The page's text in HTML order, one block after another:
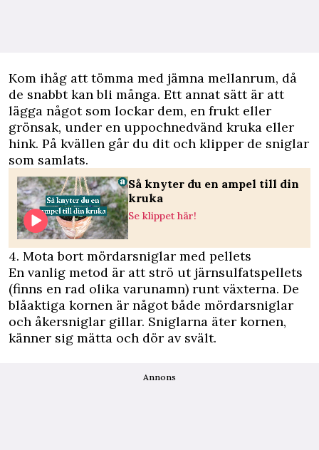
Kom ihåg att tömma med jämna mellanrum, då
de snabbt kan bli många. Ett annat sätt är att
lägga något som lockar dem, en frukt eller
grönsak, under en uppochnedvänd kruka eller
hink. På kvällen går du dit och klipper de sniglar
som samlats.
Så knyter du en ampel till din
kruka
Se klippet här!
4. Mota bort mördarsniglar med pellets
En vanlig metod är att strö ut järnsulfatspellets
(finns en rad olika varunamn) runt växterna. De
blåaktiga kornen är något både mördarsniglar
och åkersniglar gillar. Sniglarna äter kornen,
känner sig mätta och dör av svält.
Annons